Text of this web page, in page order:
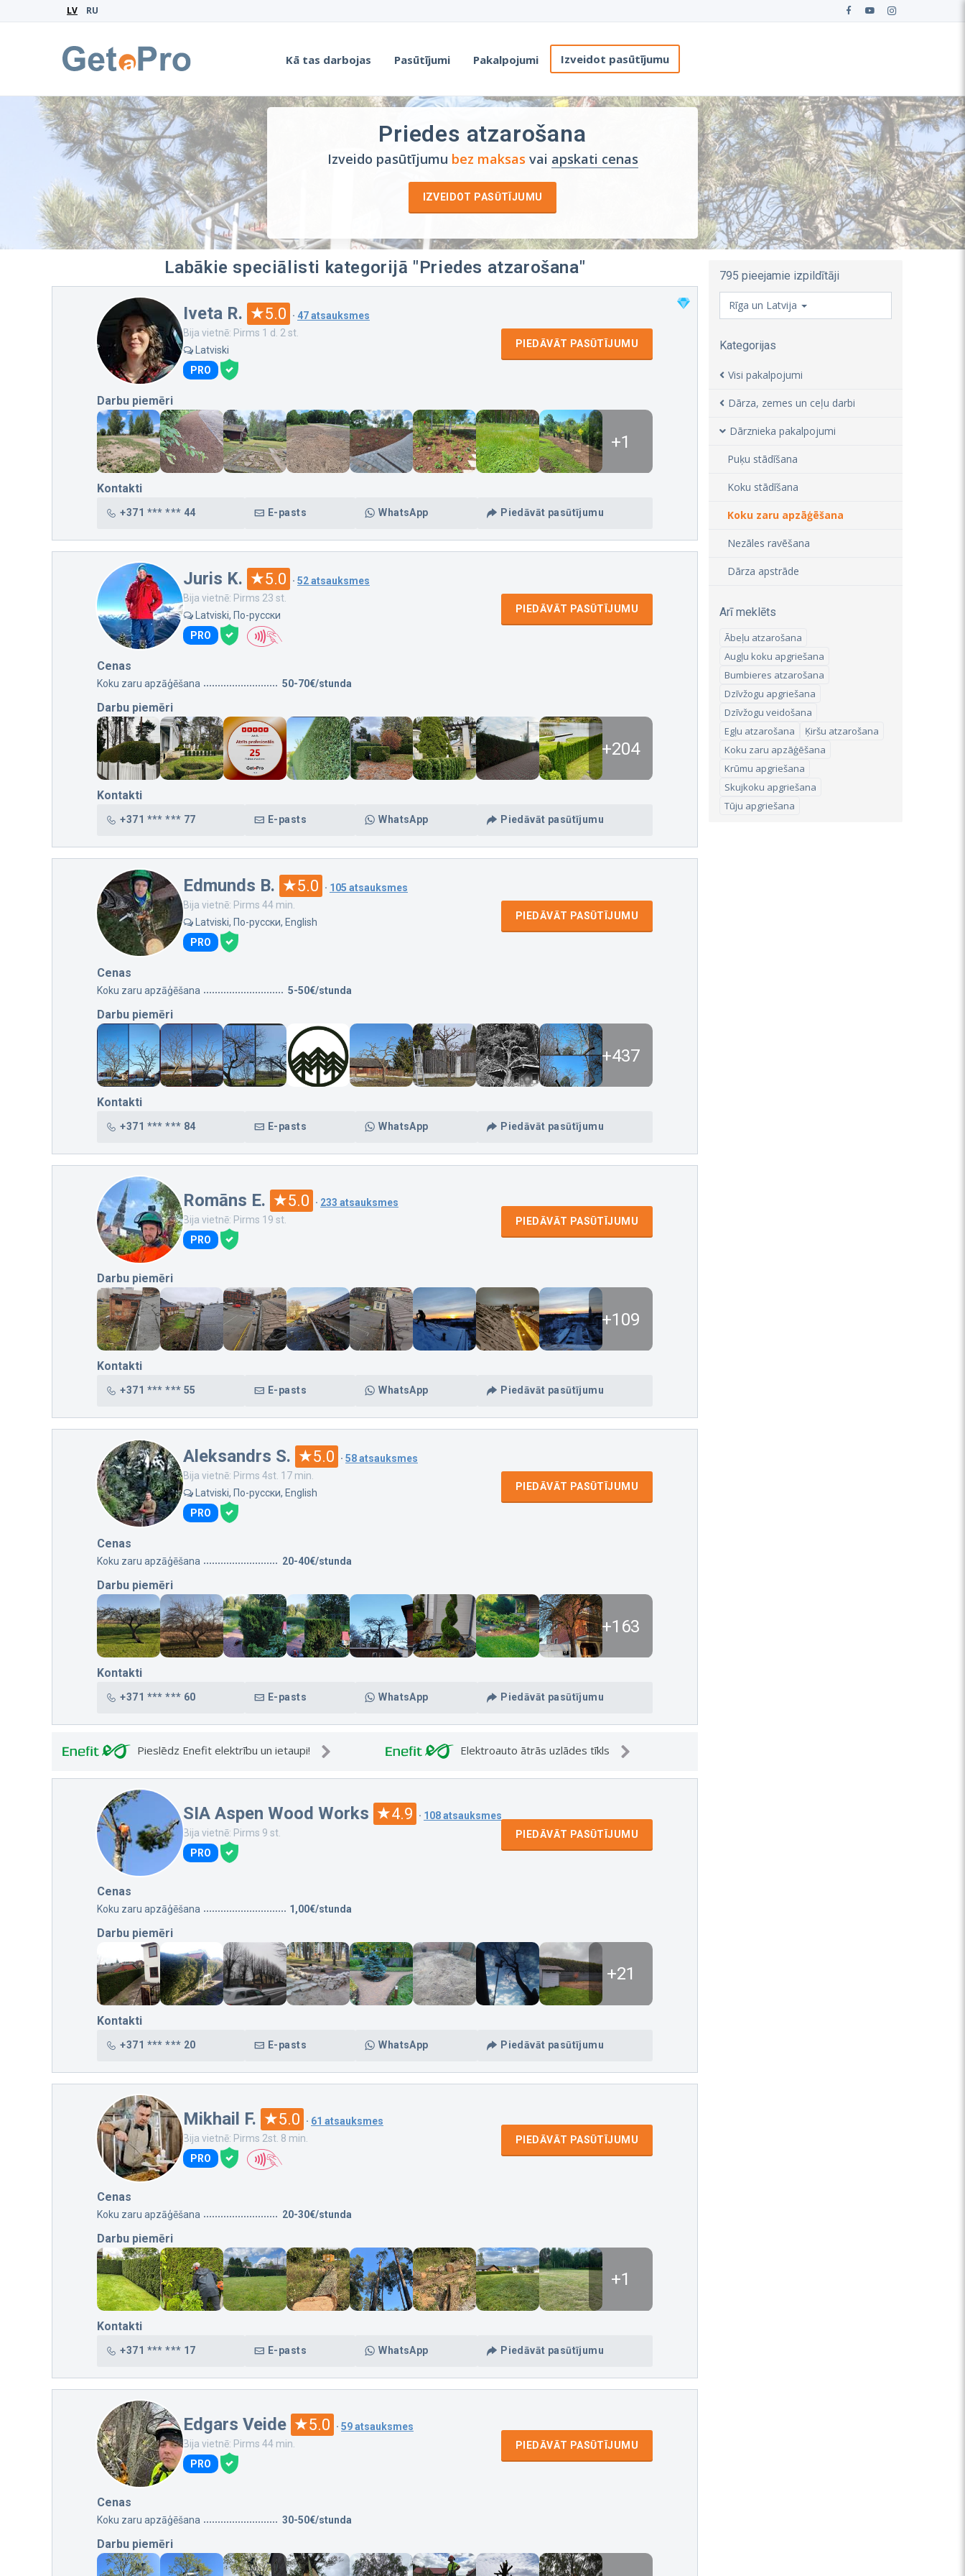
LV RU
Kā tas darbojas Pasūtījumi Pakalpojumi Izveidot pasūtījumu
Priedes atzarošana
Izveido pasūtījumu bez maksas vai apskati cenas
IZVEIDOT PASŪTĪJUMU
Labākie speciālisti kategorijā "Priedes atzarošana"
Iveta R. 5.0 · 47 atsauksmes
Bija vietnē: Pirms 1 d. 2 st.
Latviski
PRO
PIEDĀVĀT PASŪTĪJUMU
Darbu piemēri
+1
Kontakti
+371 *** *** 44 E-pasts WhatsApp Piedāvāt pasūtījumu
Juris K. 5.0 · 52 atsauksmes
Bija vietnē: Pirms 23 st.
Latviski, По-русски
PRO
PIEDĀVĀT PASŪTĪJUMU
Cenas
Koku zaru apzāģēšana 50-70€/stunda
Darbu piemēri
+204
Kontakti
+371 *** *** 77 E-pasts WhatsApp Piedāvāt pasūtījumu
Edmunds B. 5.0 · 105 atsauksmes
Bija vietnē: Pirms 44 min.
Latviski, По-русски, English
PRO
PIEDĀVĀT PASŪTĪJUMU
Cenas
Koku zaru apzāģēšana 5-50€/stunda
Darbu piemēri
+437
Kontakti
+371 *** *** 84 E-pasts WhatsApp Piedāvāt pasūtījumu
Romāns E. 5.0 · 233 atsauksmes
Bija vietnē: Pirms 19 st.
PRO
PIEDĀVĀT PASŪTĪJUMU
Darbu piemēri
+109
Kontakti
+371 *** *** 55 E-pasts WhatsApp Piedāvāt pasūtījumu
Aleksandrs S. 5.0 · 58 atsauksmes
Bija vietnē: Pirms 4st. 17 min.
Latviski, По-русски, English
PRO
PIEDĀVĀT PASŪTĪJUMU
Cenas
Koku zaru apzāģēšana 20-40€/stunda
Darbu piemēri
+163
Kontakti
+371 *** *** 60 E-pasts WhatsApp Piedāvāt pasūtījumu
Pieslēdz Enefit elektrību un ietaupi! Elektroauto ātrās uzlādes tīkls
SIA Aspen Wood Works 4.9 · 108 atsauksmes
Bija vietnē: Pirms 9 st.
PRO
PIEDĀVĀT PASŪTĪJUMU
Cenas
Koku zaru apzāģēšana 1,00€/stunda
Darbu piemēri
+21
Kontakti
+371 *** *** 20 E-pasts WhatsApp Piedāvāt pasūtījumu
Mikhail F. 5.0 · 61 atsauksmes
Bija vietnē: Pirms 2st. 8 min.
PRO
PIEDĀVĀT PASŪTĪJUMU
Cenas
Koku zaru apzāģēšana 20-30€/stunda
Darbu piemēri
+1
Kontakti
+371 *** *** 17 E-pasts WhatsApp Piedāvāt pasūtījumu
Edgars Veide 5.0 · 59 atsauksmes
Bija vietnē: Pirms 44 min.
PRO
PIEDĀVĀT PASŪTĪJUMU
Cenas
Koku zaru apzāģēšana 30-50€/stunda
Darbu piemēri
795 pieejamie izpildītāji
Rīga un Latvija
Kategorijas
Visi pakalpojumi
Dārza, zemes un ceļu darbi
Dārznieka pakalpojumi
Puķu stādīšana
Koku stādīšana
Koku zaru apzāģēšana
Nezāles ravēšana
Dārza apstrāde
Arī meklēts
Ābeļu atzarošana
Augļu koku apgriešana
Bumbieres atzarošana
Dzīvžogu apgriešana
Dzīvžogu veidošana
Egļu atzarošana
Ķiršu atzarošana
Koku zaru apzāģēšana
Krūmu apgriešana
Skujkoku apgriešana
Tūju apgriešana